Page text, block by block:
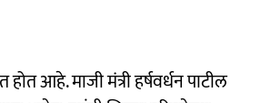
आहे. माजी मंत्री हर्षवर्धन पाटील